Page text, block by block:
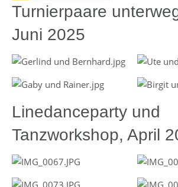
Turnierpaare
Juni 2025
Linedanceparty und
Tanzworkshop, April